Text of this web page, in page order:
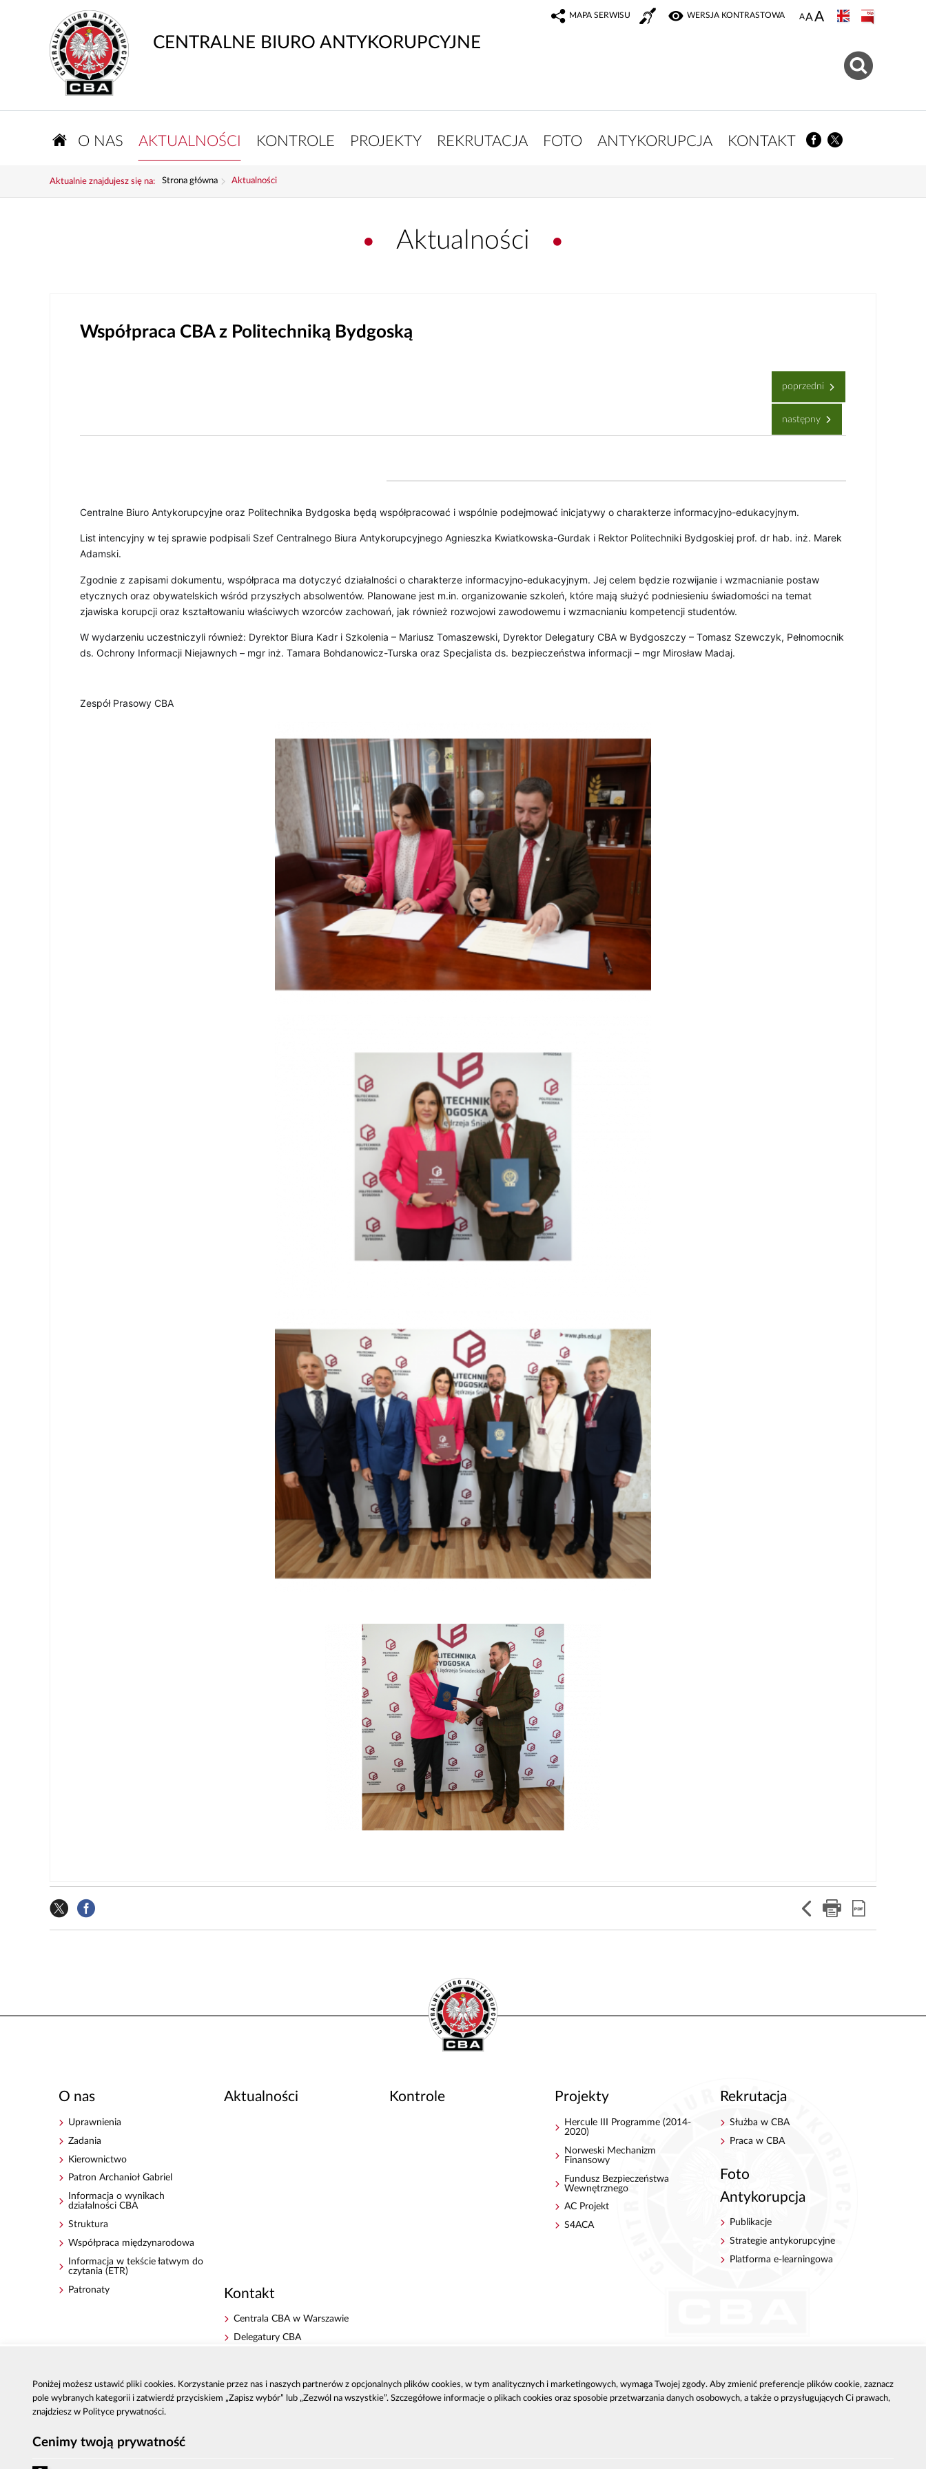
CENTRALNE BIURO ANTYKORUPCYJNE
MAPA SERWISU WERSJA KONTRASTOWA
O NAS AKTUALNOŚCI KONTROLE PROJEKTY REKRUTACJA FOTO ANTYKORUPCJA KONTAKT
Aktualnie znajdujesz się na: Strona główna Aktualności
Aktualności
Współpraca CBA z Politechniką Bydgoską
poprzedni
następny
Centralne Biuro Antykorupcyjne oraz Politechnika Bydgoska będą współpracować i wspólnie podejmować inicjatywy o charakterze informacyjno-edukacyjnym.
List intencyjny w tej sprawie podpisali Szef Centralnego Biura Antykorupcyjnego Agnieszka Kwiatkowska-Gurdak i Rektor Politechniki Bydgoskiej prof. dr hab. inż. Marek
Adamski.
Zgodnie z zapisami dokumentu, współpraca ma dotyczyć działalności o charakterze informacyjno-edukacyjnym. Jej celem będzie rozwijanie i wzmacnianie postaw
etycznych oraz obywatelskich wśród przyszłych absolwentów. Planowane jest m.in. organizowanie szkoleń, które mają służyć podniesieniu świadomości na temat
zjawiska korupcji oraz kształtowaniu właściwych wzorców zachowań, jak również rozwojowi zawodowemu i wzmacnianiu kompetencji studentów.
W wydarzeniu uczestniczyli również: Dyrektor Biura Kadr i Szkolenia – Mariusz Tomaszewski, Dyrektor Delegatury CBA w Bydgoszczy – Tomasz Szewczyk, Pełnomocnik
ds. Ochrony Informacji Niejawnych – mgr inż. Tamara Bohdanowicz-Turska oraz Specjalista ds. bezpieczeństwa informacji – mgr Mirosław Madaj.
Zespół Prasowy CBA
O nas
Uprawnienia
Zadania
Kierownictwo
Patron Archanioł Gabriel
Informacja o wynikach
działalności CBA
Struktura
Współpraca międzynarodowa
Informacja w tekście łatwym do
czytania (ETR)
Patronaty
Aktualności Kontrole Projekty
Hercule III Programme (2014-
2020)
Norweski Mechanizm
Finansowy
Fundusz Bezpieczeństwa
Wewnętrznego
AC Projekt
S4ACA
Rekrutacja
Służba w CBA
Praca w CBA
Foto
Antykorupcja
Publikacje
Strategie antykorupcyjne
Platforma e-learningowa
Kontakt
Centrala CBA w Warszawie
Delegatury CBA
Sygnaliści - zgłoszenia
zewnętrzne
Poniżej możesz ustawić pliki cookies. Korzystanie przez nas i naszych partnerów z opcjonalnych plików cookies, w tym analitycznych i marketingowych, wymaga Twojej zgody. Aby zmienić preferencje plików cookie, zaznacz
pole wybranych kategorii i zatwierdź przyciskiem „Zapisz wybór” lub „Zezwól na wszystkie”. Szczegółowe informacje o plikach cookies oraz sposobie przetwarzania danych osobowych, a także o przysługujących Ci prawach,
znajdziesz w Polityce prywatności.
Cenimy twoją prywatność